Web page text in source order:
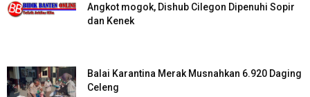
Angkot mogok, Dishub Cilegon Dipenuhi Sopir
dan Kenek
Balai Karantina Merak Musnahkan 6.920 Daging
Celeng